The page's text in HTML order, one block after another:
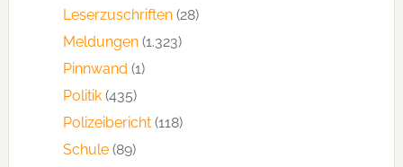
Leserzuschriften(28)
Meldungen(1.323)
Pinnwand (1)
Politik(435)
Polizeibericht(118)
Schule(89)